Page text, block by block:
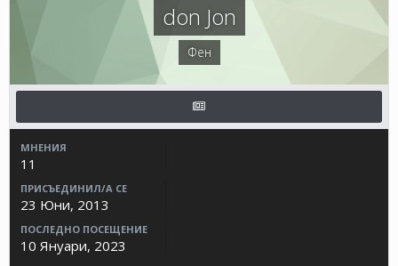
don Jon
Фен
МНЕНИЯ
11
ПРИСЪЕДИНИЛ/А СЕ
23 Юни, 2013
ПОСЛЕДНО ПОСЕЩЕНИЕ
10 Януари, 2023